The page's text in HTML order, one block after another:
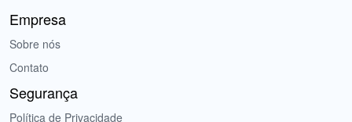
Empresa
Sobre nós
Contato
Segurança
Política de Privacidade